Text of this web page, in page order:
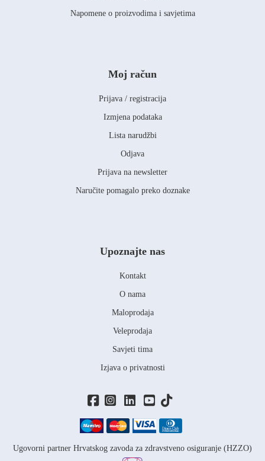
Napomene o proizvodima i savjetima
Moj račun
Prijava / registracija
Izmjena podataka
Lista narudžbi
Odjava
Prijava na newsletter
Naručite pomagalo preko doznake
Ugovorni partner Hrvatskog zavoda za zdravstveno osiguranje (HZZO)
Upoznajte nas
Kontakt
O nama
Maloprodaja
Veleprodaja
Savjeti tima
Izjava o privatnosti